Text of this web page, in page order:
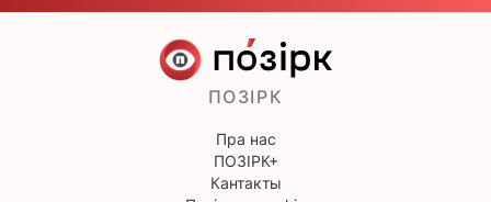
ПОЗІРК
Пра нас
ПОЗІРК+
Кантакты